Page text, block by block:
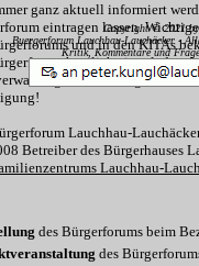
ganz aktuell informiert
eintragen lassen.
und in den KITAs
herzlich eingeladen.
die Meinung der
Lauchhau-
Betreiber des Bürgerhauses
Lauchhau-
des Bürgerforums beim
des
Copyright © 2021
Buergerforum Lauchhau-Lauchäcker -
Kritik, Kommentare und